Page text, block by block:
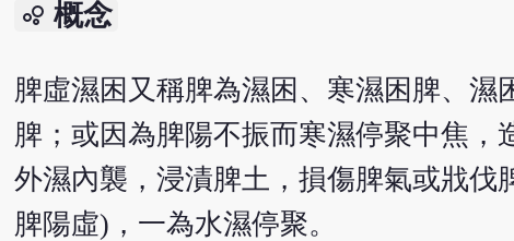
bubble_chart 概念
脾虛濕困又稱脾為濕困、寒濕困脾、
脾；或因為脾陽不振而寒濕停聚中焦
外濕內襲，浸漬脾土，損傷脾氣或戕伐
脾陽虛)，一為水濕停聚。